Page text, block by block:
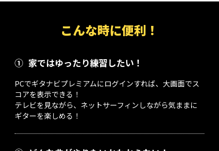
こんな時に便利！
① 家ではゆったり練習したい！
PCでギタナビプレミアムにログインすれば、大画面でス
コアを表示できる！
テレビを見ながら、ネットサーフィンしながら気ままに
ギターを楽しめる！